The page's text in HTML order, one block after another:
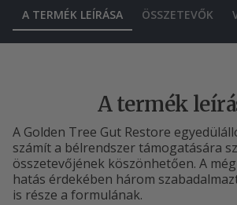
A TERMÉK LEÍRÁSA ÖSSZETEVŐK
A termék
A Golden Tree Gut Restore
számít a bélrendszer támogatására
összetevőjének köszönhetően. A
hatás érdekében három
is része a formulának.